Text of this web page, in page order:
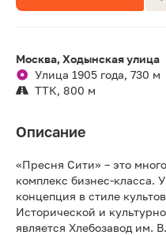
Москва, Ходынская улица
Улица 1905 года, 730 м
ТТК, 800 м
Описание
«Пресня Сити» – это
комплекс бизнес-класса.
концепция в стиле
Исторической и
является Хлебозавод им.